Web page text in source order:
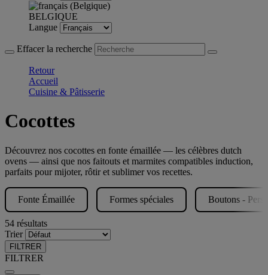
BELGIQUE
Langue
Effacer la recherche
Retour
Accueil
Cuisine & Pâtisserie
Cocottes
Découvrez nos cocottes en fonte émaillée — les célèbres dutch
ovens — ainsi que nos faitouts et marmites compatibles induction,
parfaits pour mijoter, rôtir et sublimer vos recettes.
Fonte Émaillée Formes spéciales Boutons -
54 résultats
Trier
FILTRER
FILTRER